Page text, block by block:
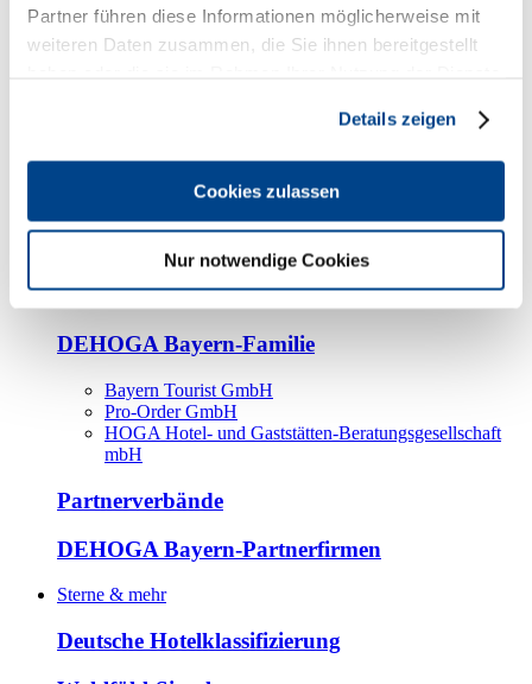
Partner führen diese Informationen möglicherweise mit
weiteren Daten zusammen, die Sie ihnen bereitgestellt
Details zeigen
Cookies zulassen
Nur notwendige Cookies
Kooperationspartner
Tourismusorganisationen
Bayern Tourismus Marketing GmbH
DEHOGA-Familie
Bundesverband
Fachverbände
DEHOGA Bayern-Familie
Bayern Tourist GmbH
Pro-Order GmbH
HOGA Hotel- und Gaststätten-Beratungsgesellschaft
mbH
Partnerverbände
DEHOGA Bayern-Partnerfirmen
Sterne & mehr
Deutsche Hotelklassifizierung